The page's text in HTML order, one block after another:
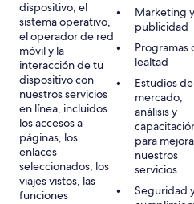
dispositivo, el
sistema operativo,
el operador de red
móvil y la
interacción de tu
dispositivo con
nuestros servicios
en línea, incluidos
los accesos a
páginas, los
enlaces
seleccionados, los
viajes vistos, las
funciones
Marketing y
publicidad
Programas
lealtad
Estudios de
mercado,
análisis y
para
nuestros
servicios
Seguridad